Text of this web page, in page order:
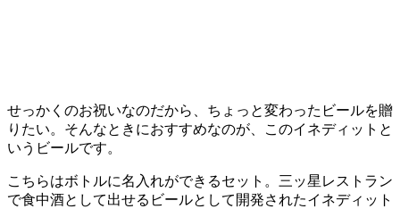
せっかくのお祝いなのだから、ちょっと変わったビールを贈
りたい。そんなときにおすすめなのが、このイネディットと
いうビールです。
こちらはボトルに名入れができるセット。三ッ星レストラン
で食中酒として出せるビールとして開発されたイネディット